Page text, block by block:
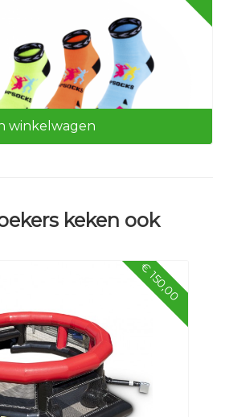
Jumpsocks
winkelwagen
keken ook
€ 150,00